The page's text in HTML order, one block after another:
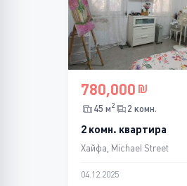
780,000
45 м2 2 комн.
2 комн. квартира
Хайфа, Michael Street
04.12.2025